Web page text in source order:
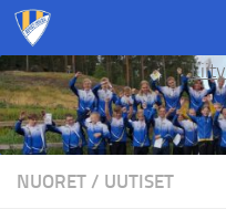
Skip to content
NUORET / UUTISET